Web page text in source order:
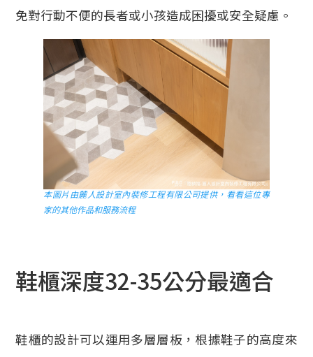
免對行動不便的長者或小孩造成困擾或安全疑慮。
本圖片由麓人設計室內裝修工程有限公司提供，看看這位專
家的其他作品和服務流程
鞋櫃深度32-35公分最適合
鞋櫃的設計可以運用多層層板，根據鞋子的高度來